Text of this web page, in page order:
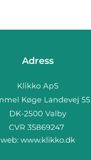
Adress
web: www.klikko.dk